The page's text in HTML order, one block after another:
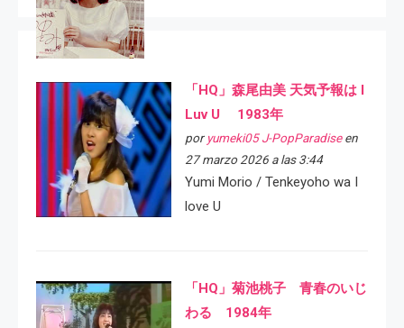
「HQ」森尾由美 天気予報は I
Luv U 1983年
por yumeki05 J-PopParadiseen
27 marzo 2026 a las 3:44
Yumi Morio / Tenkeyoho wa I
love U
「HQ」菊池桃子 青春のいじ
わる 1984年